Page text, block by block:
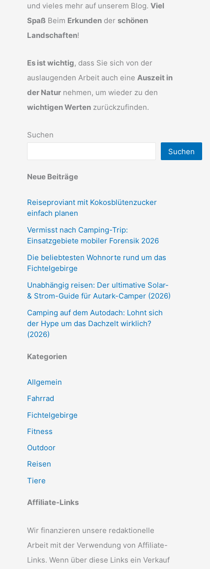
und vieles mehr auf unserem Blog. Viel
Spaß Beim Erkunden der schönen
Landschaften!
Es ist wichtig, dass Sie sich von der
auslaugenden Arbeit auch eine Auszeit in
der Natur nehmen, um wieder zu den
wichtigen Werten zurückzufinden.
Suchen
Suchen
Neue Beiträge
Reiseproviant mit Kokosblütenzucker
einfach planen
Vermisst nach Camping-Trip:
Einsatzgebiete mobiler Forensik 2026
Die beliebtesten Wohnorte rund um das
Fichtelgebirge
Unabhängig reisen: Der ultimative Solar-
& Strom-Guide für Autark-Camper (2026)
Camping auf dem Autodach: Lohnt sich
der Hype um das Dachzelt wirklich?
(2026)
Kategorien
Allgemein
Fahrrad
Fichtelgebirge
Fitness
Outdoor
Reisen
Tiere
Affiliate-Links
Wir finanzieren unsere redaktionelle
Arbeit mit der Verwendung von Affiliate-
Links. Wenn über diese Links ein Verkauf